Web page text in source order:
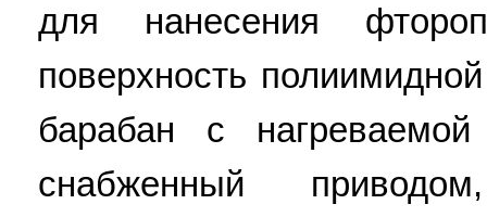
для нанесения
поверхность
барабан с
снабженный